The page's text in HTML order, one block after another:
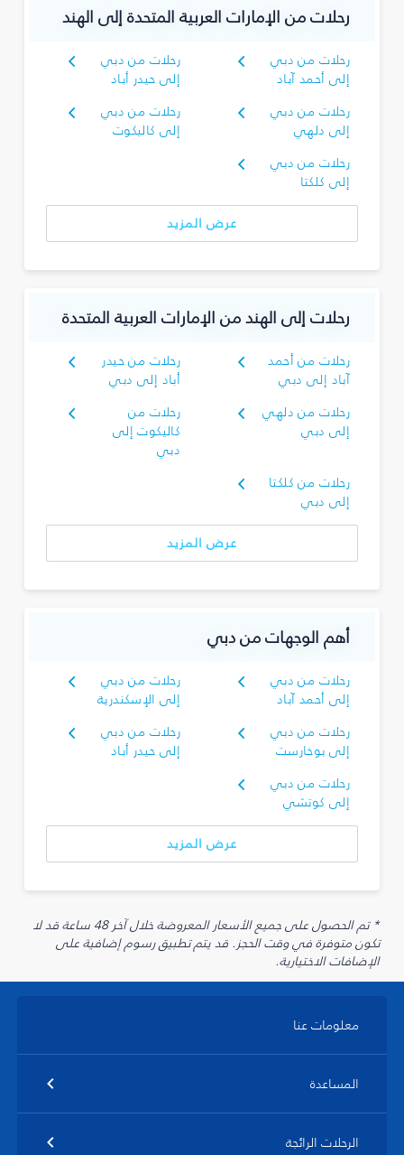
رحلات من الإمارات العربية المتحدة إلى الهند
رحلات من دبي
إلى أحمد آباد
رحلات من دبي
إلى حيدر أباد
رحلات من دبي
إلى دلهي
رحلات من دبي
إلى كاليكوت
رحلات من دبي
إلى كلكتا
عرض المزيد
رحلات إلى الهند من الإمارات العربية المتحدة
رحلات من أحمد
آباد إلى دبي
رحلات من حيدر
أباد إلى دبي
رحلات من دلهي
إلى دبي
رحلات من
كاليكوت إلى
دبي
رحلات من كلكتا
إلى دبي
عرض المزيد
أهم الوجهات من دبي
رحلات من دبي
إلى أحمد آباد
رحلات من دبي
إلى الإسكندرية
رحلات من دبي
إلى بوخارست
رحلات من دبي
إلى حيدر أباد
رحلات من دبي
إلى كوتشي
عرض المزيد
* تم الحصول على جميع الأسعار المعروضة خلال آخر 48 ساعة قد لا
تكون متوفرة في وقت الحجز. قد يتم تطبيق رسوم إضافية على
الإضافات الاختيارية.
معلومات عنا
المساعدة
الرحلات الرائجة